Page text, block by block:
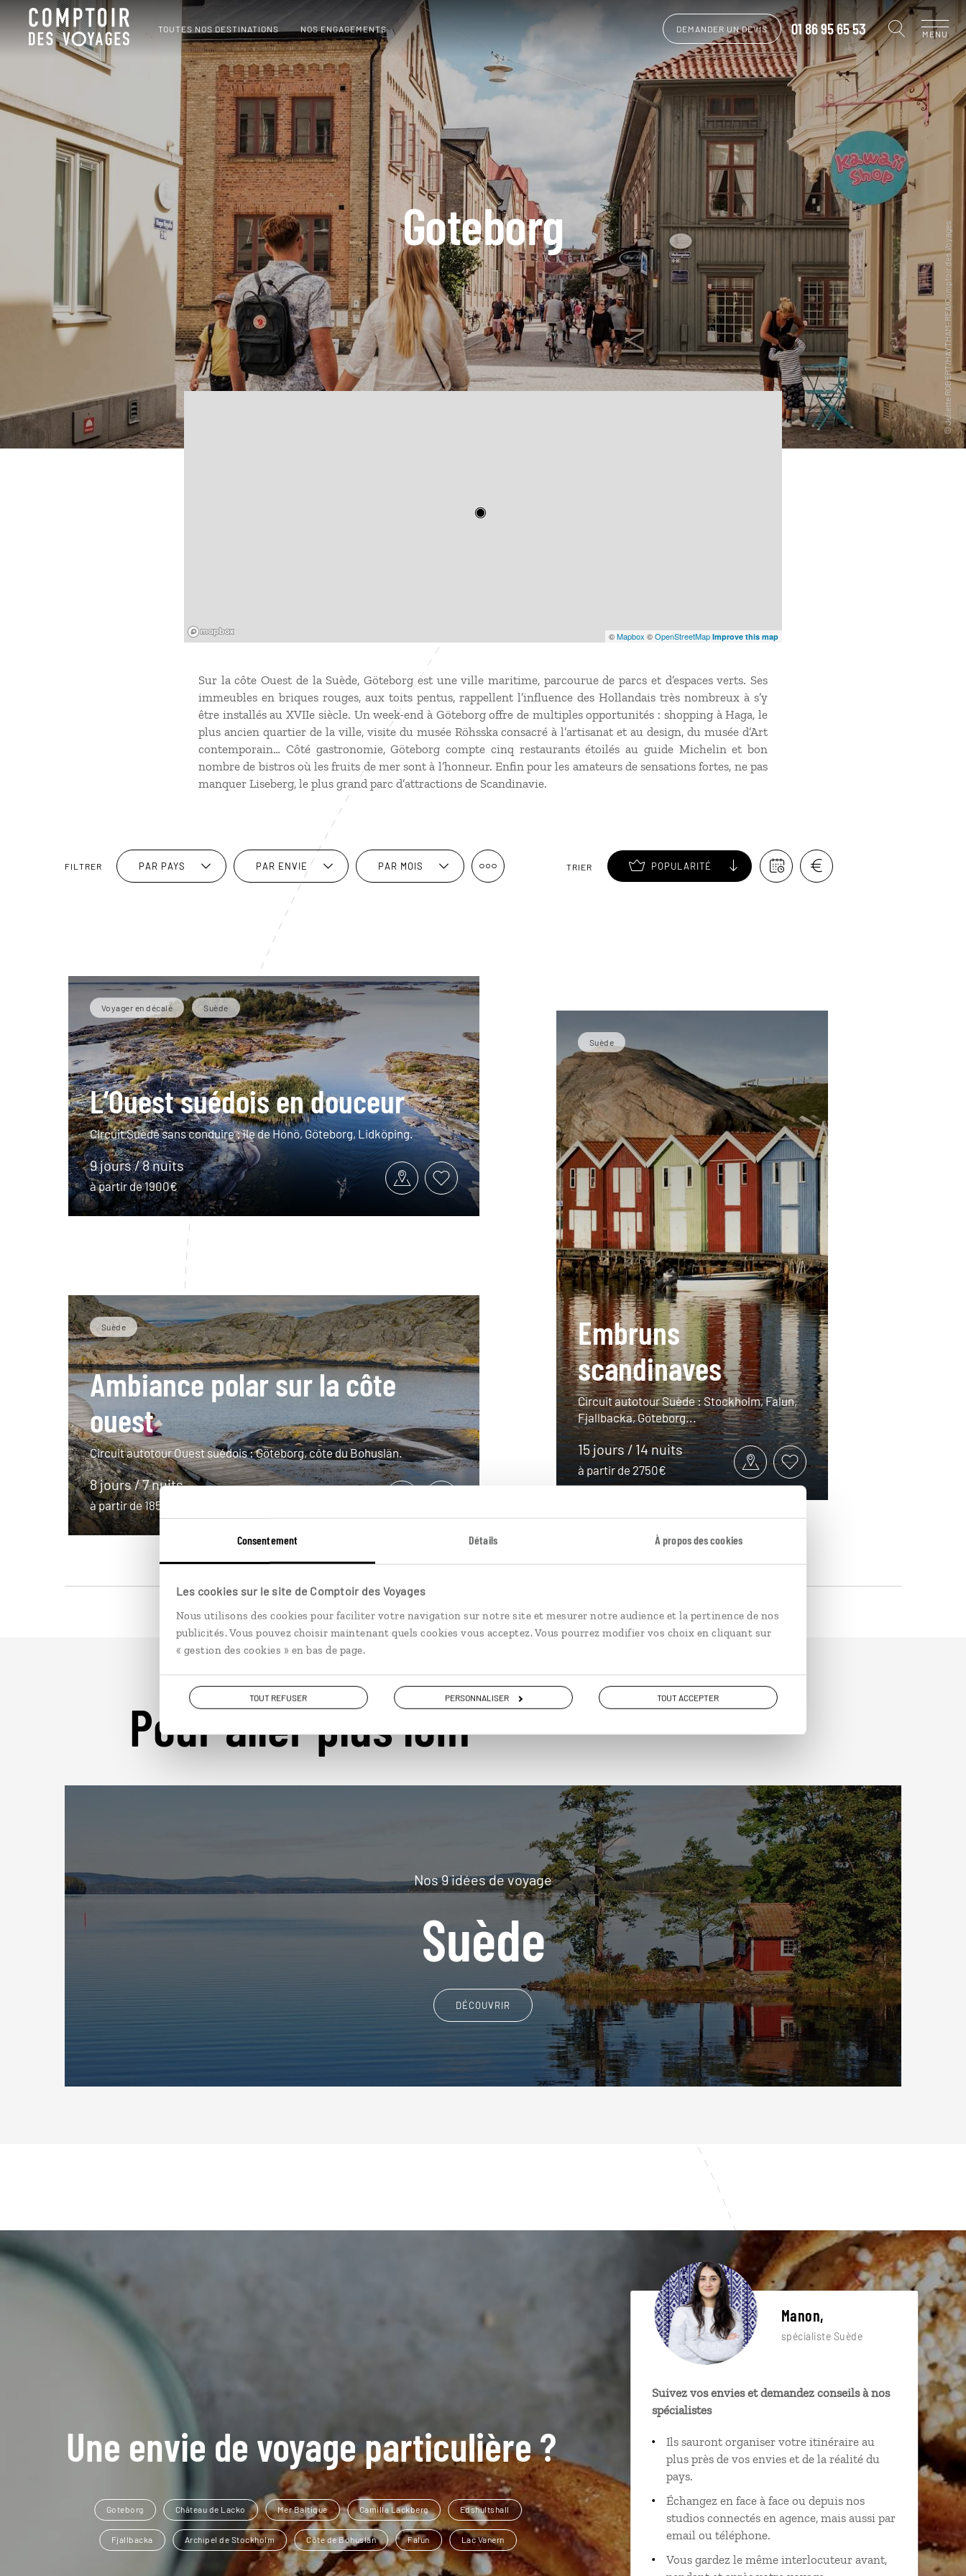
Consentement Détails À propos des cookies
Les cookies sur le site de Comptoir des Voyages
Nous utilisons des cookies pour faciliter votre navigation sur notre site et mesurer notre audience et la pertinence de nos
publicités. Vous pouvez choisir maintenant quels cookies vous acceptez. Vous pourrez modifier vos choix en cliquant sur
« gestion des cookies » en bas de page.
TOUT REFUSER PERSONNALISER TOUT ACCEPTER
TOUTES NOS DESTINATIONS NOS ENGAGEMENTS DEMANDER UN DEVIS 01 86 95 65 53 MENU
Goteborg
©Mapbox ©OpenStreetMap Improve this map
Sur la côte Ouest de la Suède, Göteborg est une ville maritime, parcourue de parcs et d’espaces verts. Ses
immeubles en briques rouges, aux toits pentus, rappellent l’influence des Hollandais très nombreux à s’y
être installés au XVIIe siècle. Un week-end à Göteborg offre de multiples opportunités : shopping à Haga, le
plus ancien quartier de la ville, visite du musée Röhsska consacré à l’artisanat et au design, du musée d’Art
contemporain… Côté gastronomie, Göteborg compte cinq restaurants étoilés au guide Michelin et bon
nombre de bistros où les fruits de mer sont à l’honneur. Enfin pour les amateurs de sensations fortes, ne pas
manquer Liseberg, le plus grand parc d’attractions de Scandinavie.
FILTRER PAR PAYS PAR ENVIE PAR MOIS TRIER POPULARITÉ
Voyager en décalé Suède
L’Ouest suédois en douceur
Circuit Suède sans conduire : île de Hönö, Göteborg, Lidköping.
9 jours / 8 nuits
à partir de 1900€
Suède
Ambiance polar sur la côte
ouest
Circuit autotour Ouest suédois : Göteborg, côte du Bohuslän.
8 jours / 7 nuits
à partir de 1850€
Suède
Embruns
scandinaves
Circuit autotour Suède : Stockholm, Falun,
Fjallbacka, Göteborg...
15 jours / 14 nuits
à partir de 2750€
Pour aller plus loin
Nos 9 idées de voyage
Suède
DÉCOUVRIR
Une envie de voyage particulière ?
Goteborg Château de Lacko Mer Baltique Camilla Läckberg Edshultshall
Fjallbacka Archipel de Stockholm Côte de Bohuslän Falun Lac Vanern
Manon,
spécialiste Suède
Suivez vos envies et demandez conseils à nos
spécialistes
Ils sauront organiser votre itinéraire au
plus près de vos envies et de la réalité du
pays.
Échangez en face à face ou depuis nos
studios connectés en agence, mais aussi par
email ou téléphone.
Vous gardez le même interlocuteur avant,